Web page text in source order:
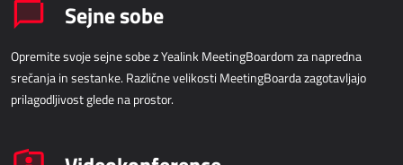
Sejne sobe
Opremite svoje sejne sobe z Yealink MeetingBoardom za napredna
srečanja in sestanke. Različne velikosti MeetingBoarda zagotavljajo
prilagodljivost glede na prostor.